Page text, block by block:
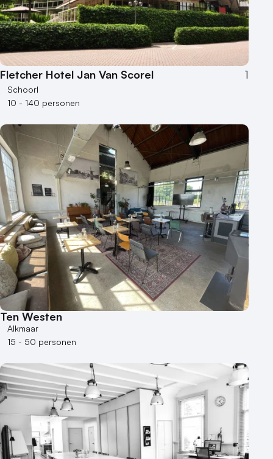
Fletcher Hotel Jan Van Scorel 1
Schoorl
10 - 140 personen
Ten Westen
Alkmaar
15 - 50 personen